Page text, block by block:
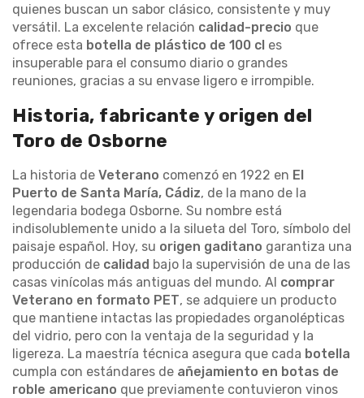
quienes buscan un sabor clásico, consistente y muy
versátil. La excelente relación calidad-precio que
ofrece esta botella de plástico de 100 cl es
insuperable para el consumo diario o grandes
reuniones, gracias a su envase ligero e irrompible.
Historia, fabricante y origen del
Toro de Osborne
La historia de Veterano comenzó en 1922 en El
Puerto de Santa María, Cádiz, de la mano de la
legendaria bodega Osborne. Su nombre está
indisolublemente unido a la silueta del Toro, símbolo del
paisaje español. Hoy, su origen gaditano garantiza una
producción de calidad bajo la supervisión de una de las
casas vinícolas más antiguas del mundo. Al comprar
Veterano en formato PET, se adquiere un producto
que mantiene intactas las propiedades organolépticas
del vidrio, pero con la ventaja de la seguridad y la
ligereza. La maestría técnica asegura que cada botella
cumpla con estándares de añejamiento en botas de
roble americano que previamente contuvieron vinos